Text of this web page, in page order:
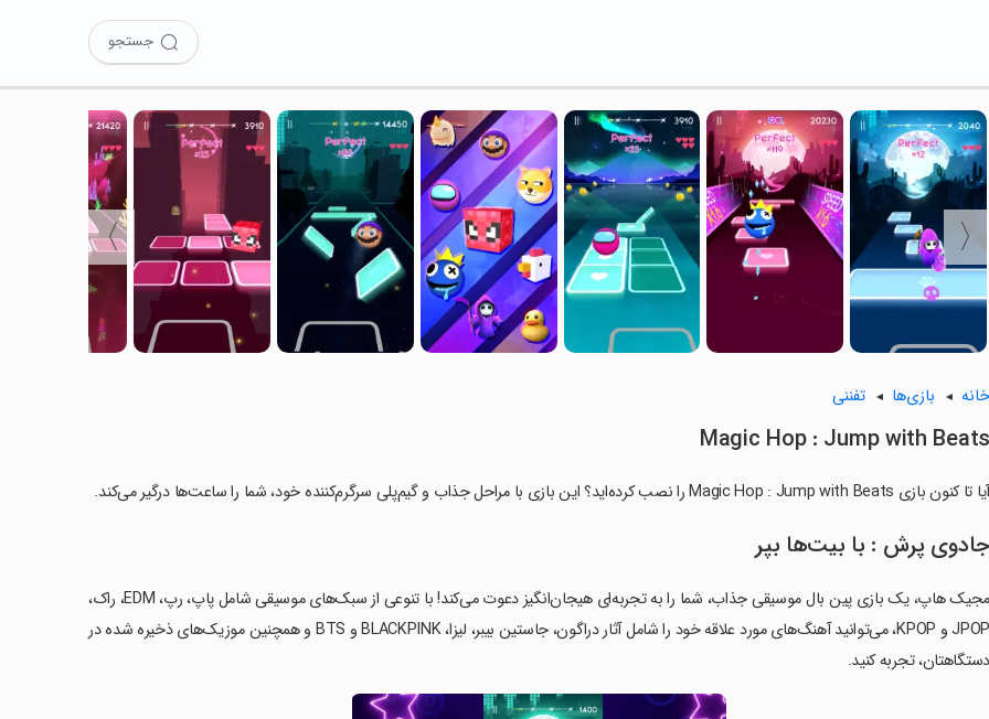
جستجو
〈
〉
خانه بازی‌ها تفننی
Magic Hop : Jump with Beats
آیا تا کنون بازی Magic Hop : Jump with Beats را نصب کرده‌اید؟ این بازی با مراحل جذاب و گیم‌پلی سرگرم‌کننده خود، شما را ساعت‌ها درگیر می‌کند.
جادوی پرش : با بیت‌ها بپر
مجیک هاپ، یک بازی پین بال موسیقی جذاب، شما را به تجربه‌ای هیجان‌انگیز دعوت می‌کند! با تنوعی از سبک‌های موسیقی شامل پاپ، رپ، EDM، راک،
JPOP و KPOP، می‌توانید آهنگ‌های مورد علاقه خود را شامل آثار دراگون، جاستین بیبر، لیزا، BLACKPINK و BTS و همچنین موزیک‌های ذخیره شده در
دستگاهتان، تجربه کنید.